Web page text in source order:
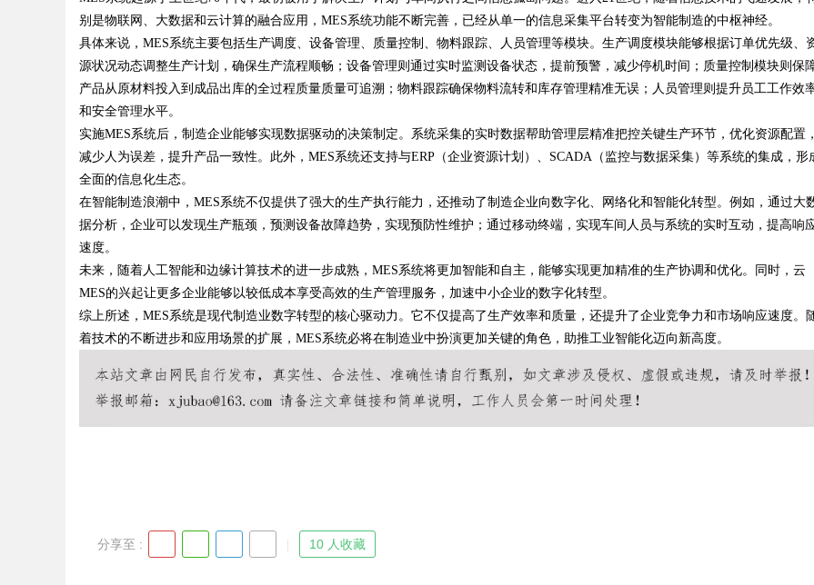
uz
!
Bo
别是物联网、大数据和云计算的融合应用，MES系统功能不断完善，已经从单一的信息采集平台转变为智能制造的中枢神经。
具体来说，MES系统主要包括生产调度、设备管理、质量控制、物料跟踪、人员管理等模块。生产调度模块能够根据订单优先级、
源状况动态调整生产计划，确保生产流程顺畅；设备管理则通过实时监测设备状态，提前预警，减少停机时间；质量控制模块则保
产品从原材料投入到成品出库的全过程质量质量可追溯；物料跟踪确保物料流转和库存管理精准无误；人员管理则提升员工工作效
和安全管理水平。
实施MES系统后，制造企业能够实现数据驱动的决策制定。系统采集的实时数据帮助管理层精准把控关键生产环节，优化资源配置，
减少人为误差，提升产品一致性。此外，MES系统还支持与ERP（企业资源计划）、SCADA（监控与数据采集）等系统的集成，形
全面的信息化生态。
在智能制造浪潮中，MES系统不仅提供了强大的生产执行能力，还推动了制造企业向数字化、网络化和智能化转型。例如，通过大
据分析，企业可以发现生产瓶颈，预测设备故障趋势，实现预防性维护；通过移动终端，实现车间人员与系统的实时互动，提高响
速度。
未来，随着人工智能和边缘计算技术的进一步成熟，MES系统将更加智能和自主，能够实现更加精准的生产协调和优化。同时，云
MES的兴起让更多企业能够以较低成本享受高效的生产管理服务，加速中小企业的数字化转型。
综上所述，MES系统是现代制造业数字转型的核心驱动力。它不仅提高了生产效率和质量，还提升了企业竞争力和市场响应速度。
着技术的不断进步和应用场景的扩展，MES系统必将在制造业中扮演更加关键的角色，助推工业智能化迈向新高度。
分享至 : 10 人收藏